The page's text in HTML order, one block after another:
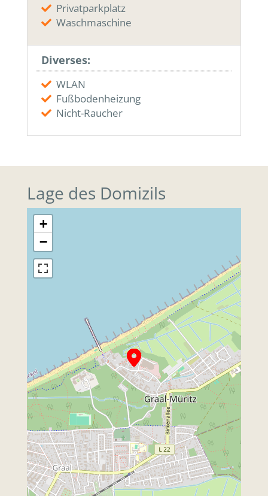
Privatparkplatz
Waschmaschine
Diverses:
WLAN
Fußbodenheizung
Nicht-Raucher
Lage des Domizils
+
−